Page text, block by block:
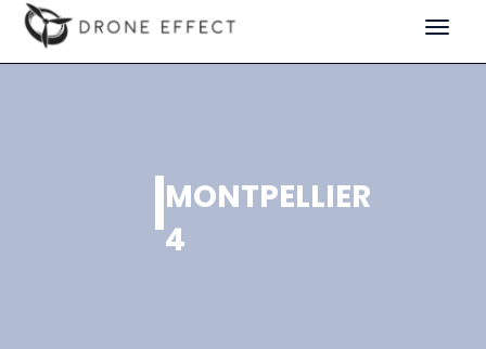
Toggle
MONTPELLIER
4